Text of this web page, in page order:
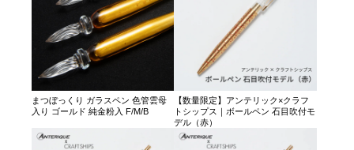
まつぼっくり ガラスペン 色管雲母
入り ゴールド 純金粉入 F/M/B
【数量限定】アンテリック×クラフ
トシップス｜ボールペン 石目吹付モ
デル（赤）